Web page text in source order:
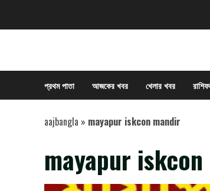
প্রথম পাতা আজকের খবর খেলার খবর
aajbangla » mayapur iskcon mandir
mayapur